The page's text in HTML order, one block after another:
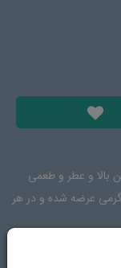
بالا و عطر و طعمی
بینظیر ست. این محصول به صورت ساشه های 2.5 گرمی عرضه شده و در هر